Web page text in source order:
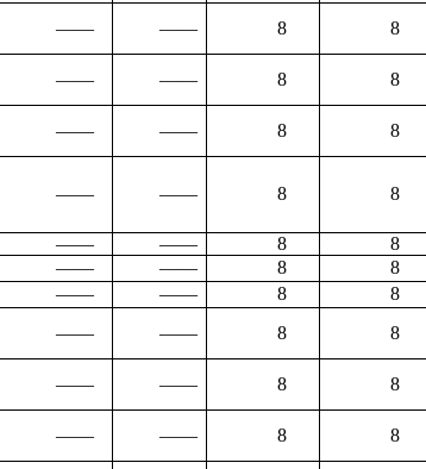
—— —— 8 8
—— —— 8 8
—— —— 8 8
—— —— 8 8
—— —— 8 8
—— —— 8 8
—— —— 8 8
—— —— 8 8
—— —— 8 8
—— —— 8 8